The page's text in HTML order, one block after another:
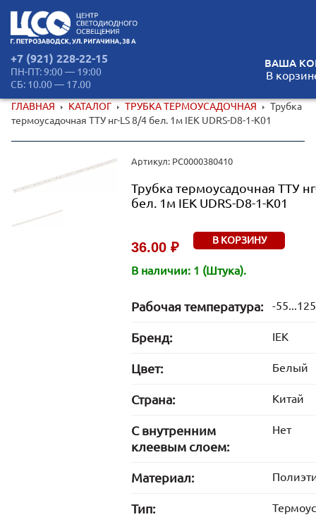
+7 (921) 228-22-15
ПН-ПТ: 9:00 — 19:00
СБ: 10.00 — 17.00
ВАША
В
ГЛАВНАЯ КАТАЛОГ ТРУБКА ТЕРМОУСАДОЧНАЯ
Трубка
термоусадочная ТТУ нг-LS 8/4 бел. 1м IEK UDRS-D8-1-K01
Артикул: РС0000380410
Трубка термоусадочная ТТУ
бел. 1м IEK UDRS-D8-1-K01
36.00 ₽ В КОРЗИНУ
В наличии: 1 (Штука).
Рабочая температура: -55...125
Бренд: IEK
Цвет: Белый
Страна: Китай
С внутренним
клеевым слоем:
Нет
Материал:
Тип: